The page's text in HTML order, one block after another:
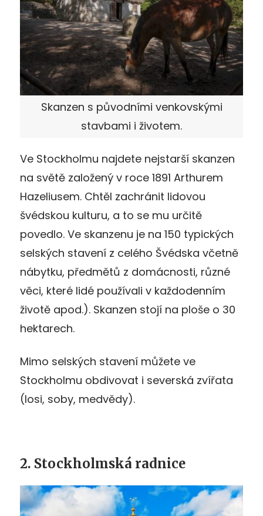
Skanzen s původními venkovskými
stavbami i životem.
Ve Stockholmu najdete nejstarší skanzen
na světě založený v roce 1891 Arthurem
Hazeliusem. Chtěl zachránit lidovou
švédskou kulturu, a to se mu určitě
povedlo. Ve skanzenu je na 150 typických
selských stavení z celého Švédska včetně
nábytku, předmětů z domácnosti, různé
věci, které lidé používali v každodenním
životě apod.). Skanzen stojí na ploše o 30
hektarech.
Mimo selských stavení můžete ve
Stockholmu obdivovat i severská zvířata
(losi, soby, medvědy).
2. Stockholmská radnice